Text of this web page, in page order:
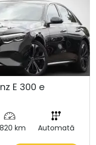
E 300 e
km Automată